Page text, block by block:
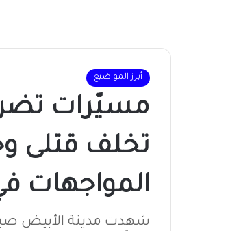
أبرز المواضيع
مسيّرات
تخلف قتلى
المواجهات
شهدت مدينة الأبيض